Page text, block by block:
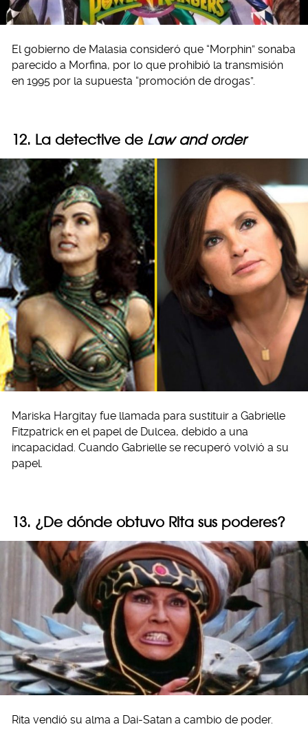
El gobierno de Malasia consideró que “Morphin” sonaba
parecido a Morfina, por lo que prohibió la transmisión
en 1995 por la supuesta “promoción de drogas”.
12. La detective de Law and order
Mariska Hargitay fue llamada para sustituir a Gabrielle
Fitzpatrick en el papel de Dulcea, debido a una
incapacidad. Cuando Gabrielle se recuperó volvió a su
papel.
13. ¿De dónde obtuvo Rita sus poderes?
Rita vendió su alma a Dai-Satan a cambio de poder.